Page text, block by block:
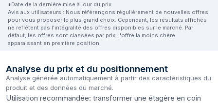
*Date de la dernière mise à jour du prix
Avis aux utilisateurs : Nous référençons régulièrement de nouvelles offres
pour vous proposer le plus grand choix. Cependant, les résultats affichés
ne reflètent pas l'intégralité des offres disponibles sur le marché. Par
défaut, les offres sont classées par prix, l'offre la moins chère
apparaissant en première position.
Analyse du prix et du positionnement
Analyse générée automatiquement à partir des caractéristiques du
produit et des données du marché.
Utilisation recommandée: transformer une étagère en coin